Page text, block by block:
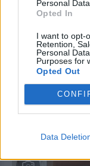
Personal
Opted In
I want to opt-
Retention,
Personal
Purposes for
Opted Out
Data